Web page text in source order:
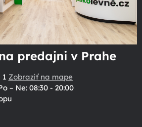
predajni v Prahe
Zobraziť na mape
– Ne: 08:30 - 20:00